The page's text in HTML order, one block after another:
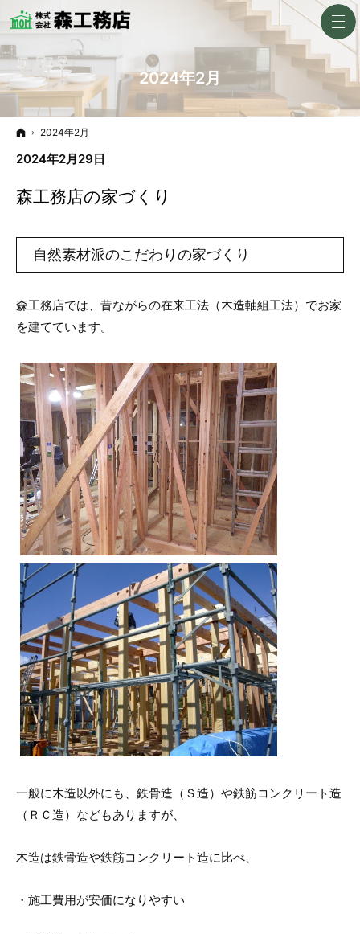
2024年2月
ホーム
2024年2月
2024年2月29日
森工務店の家づくり
自然素材派のこだわりの家づくり
森工務店では、昔ながらの在来工法（木造軸組工法）でお家
を建てています。
一般に木造以外にも、鉄骨造（Ｓ造）や鉄筋コンクリート造
（ＲＣ造）などもありますが、
木造は鉄骨造や鉄筋コンクリート造に比べ、
・施工費用が安価になりやすい